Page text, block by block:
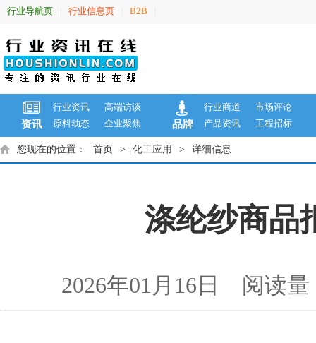
行业导航页 行业信息页 B2B
资讯
行业资讯
高端访谈
原料动态
企业聚焦 品牌
行业商道
市场评论
产品资讯
工程招标
您现在的位置： 首页 > 化工应用 > 详细信息
涤纶纱商品
2026年01月16日 阅读